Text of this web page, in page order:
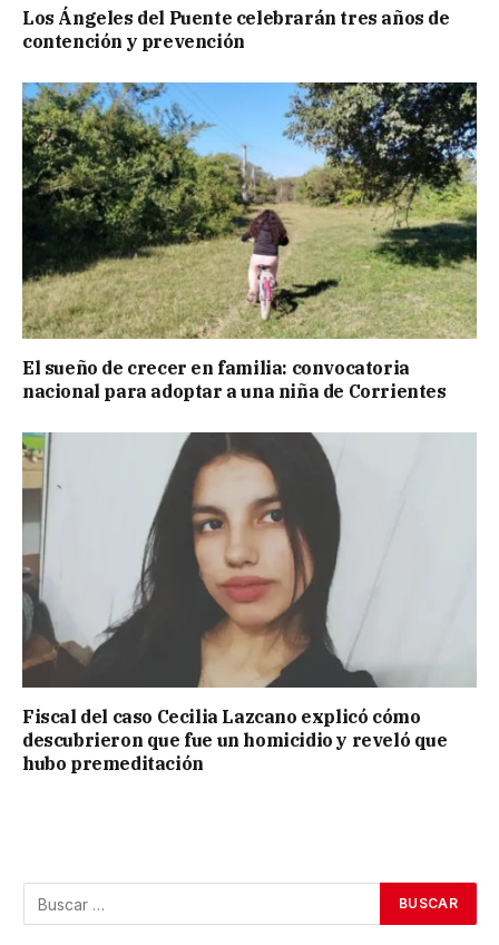
Los Ángeles del Puente celebrarán tres años de
contención y prevención
El sueño de crecer en familia: convocatoria
nacional para adoptar a una niña de Corrientes
Fiscal del caso Cecilia Lazcano explicó cómo
descubrieron que fue un homicidio y reveló que
hubo premeditación